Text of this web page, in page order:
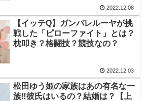
2022.12.08
【イッテQ】ガンバレルーヤが挑
戦した「ピローファイト」とは？
枕叩き？格闘技？競技なの？
2022.12.03
松田ゆう姫の家族はあの有名な一
族‼︎彼氏はいるの？結婚は？【上